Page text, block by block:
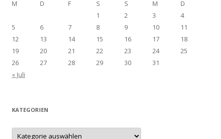
M
D F S S M
D
1
2 3
4
5
6 7 8 9 10
11
12
13 14 15 16 17
18
19
20 21 22 23 24
25
26
27 28 29 30
31
« Juli
KATEGORIEN
Kategorien